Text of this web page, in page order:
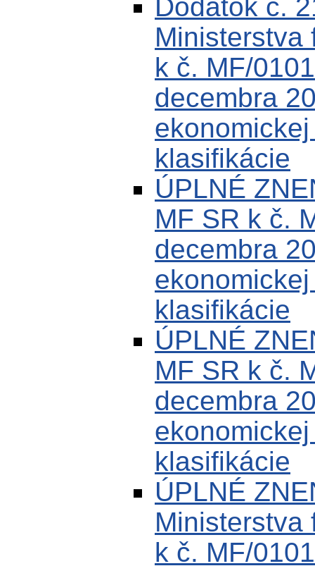
Dodatok č.
Ministerstva
k č. MF/
decembra
klasifikácie
ÚPLNÉ
MF SR k č.
decembra
klasifikácie
ÚPLNÉ
MF SR k č.
decembra
klasifikácie
ÚPLNÉ
Ministerstva
k č. MF/